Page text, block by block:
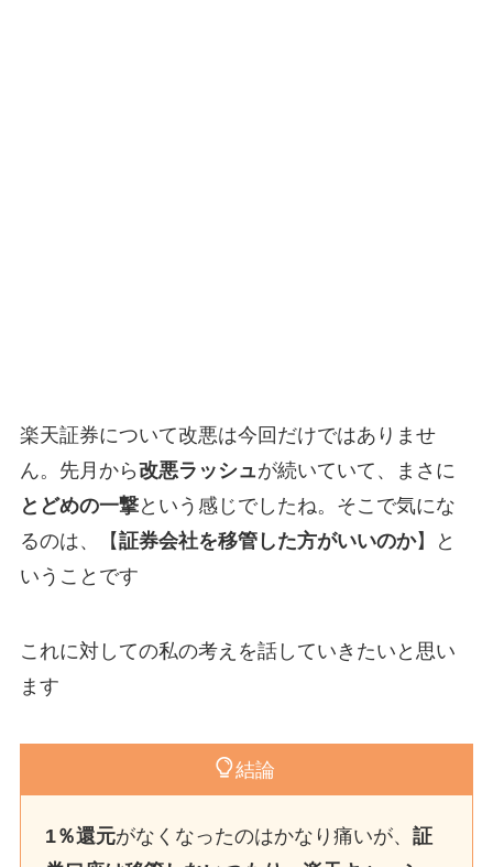
楽天証券について改悪は今回だけではありませ
ん。先月から改悪ラッシュが続いていて、まさに
とどめの一撃という感じでしたね。そこで気にな
るのは、【証券会社を移管した方がいいのか】と
いうことです
これに対しての私の考えを話していきたいと思い
ます
結論
1％還元がなくなったのはかなり痛いが、証